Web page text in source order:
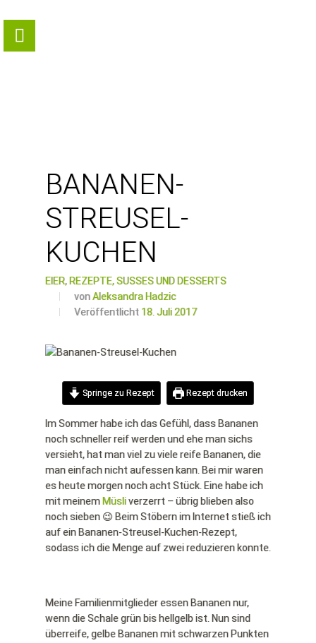
BANANEN-
STREUSEL-
KUCHEN
EIER, REZEPTE,SÜSSES UND DESSERTS
vonAleksandra Hadzic
Veröffentlicht 18. Juli 2017
Springe zu Rezept Rezept drucken
Im Sommer habe ich das Gefühl, dass Bananen
noch schneller reif werden und ehe man sichs
versieht, hat man viel zu viele reife Bananen, die
man einfach nicht aufessen kann. Bei mir waren
es heute morgen noch acht Stück. Eine habe ich
mit meinem Müsliverzerrt – übrig blieben also
noch sieben 😉 Beim Stöbern im Internet stieß ich
auf ein Bananen-Streusel-Kuchen-Rezept,
sodass ich die Menge auf zwei reduzieren konnte.
Meine Familienmitglieder essen Bananen nur,
wenn die Schale grün bis hellgelb ist. Nun sind
überreife, gelbe Bananen mit schwarzen Punkten